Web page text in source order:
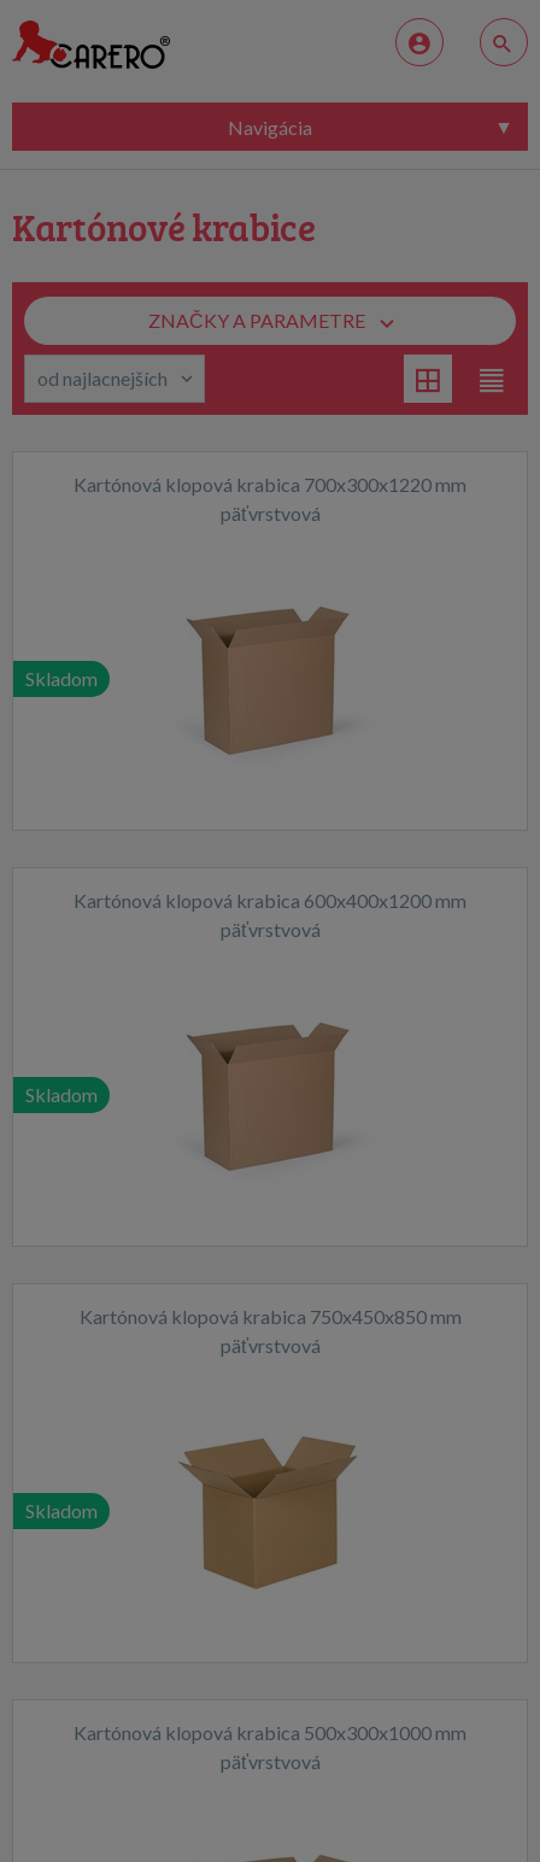
Navigácia
Kartónové krabice
ZNAČKY A PARAMETRE
Kartónová klopová krabica 700x300x1220 mm
päťvrstvová
Skladom
Kartónová klopová krabica 600x400x1200 mm
päťvrstvová
Skladom
Kartónová klopová krabica 750x450x850 mm
päťvrstvová
Skladom
Kartónová klopová krabica 500x300x1000 mm
päťvrstvová